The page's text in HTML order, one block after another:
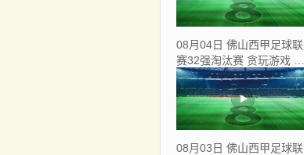
08月04日 佛山西甲足球联
赛32强淘汰赛 贪玩游戏 VS
美的薪火 全场录像
08月03日 佛山西甲足球联